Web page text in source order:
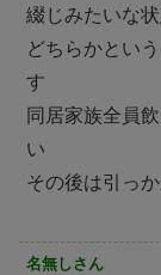
綴じみたいな
どちらかとい
す
同居家族全員
い
その後は引っ
名無しさん